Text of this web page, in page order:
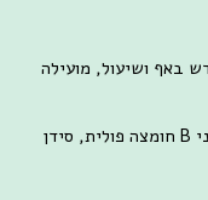
באף ושיעול, מועילה
הרכיבים התזונתיים שבנענע: ויטמין A ויטמיני B חומצה פולית, סידן